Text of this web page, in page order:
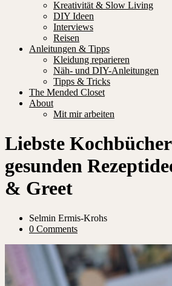
Kreativität & Slow Living
DIY Ideen
Interviews
Reisen
Anleitungen & Tipps
Kleidung reparieren
Näh- und DIY-Anleitungen
Tipps & Tricks
The Mended Closet
About
Mit mir arbeiten
Liebste
gesunden
& Greet
Selmin Ermis-Krohs
0 Comments